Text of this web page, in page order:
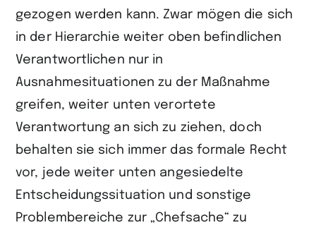
gezogen werden kann. Zwar mögen die sich
in der Hierarchie weiter oben befindlichen
Verantwortlichen nur in
Ausnahmesituationen zu der Maßnahme
greifen, weiter unten verortete
Verantwortung an sich zu ziehen, doch
behalten sie sich immer das formale Recht
vor, jede weiter unten angesiedelte
Entscheidungssituation und sonstige
Problembereiche zur „Chefsache“ zu